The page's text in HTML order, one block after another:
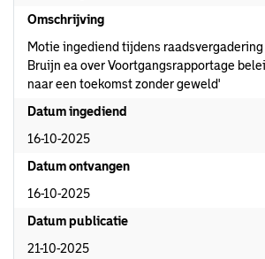
Omschrijving
Motie ingediend tijdens raadsvergadering
Bruijn ea over Voortgangsrapportage
naar een toekomst zonder geweld'
Datum ingediend
16-10-2025
Datum ontvangen
16-10-2025
Datum publicatie
21-10-2025